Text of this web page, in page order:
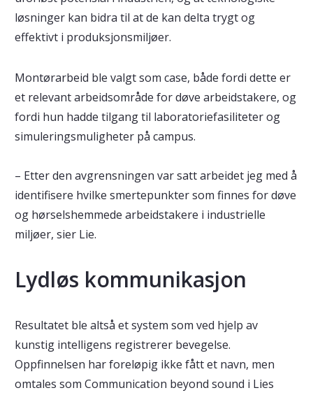
løsninger kan bidra til at de kan delta trygt og
effektivt i produksjonsmiljøer.
Montørarbeid ble valgt som case, både fordi dette er
et relevant arbeidsområde for døve arbeidstakere, og
fordi hun hadde tilgang til laboratoriefasiliteter og
simuleringsmuligheter på campus.
– Etter den avgrensningen var satt arbeidet jeg med å
identifisere hvilke smertepunkter som finnes for døve
og hørselshemmede arbeidstakere i industrielle
miljøer, sier Lie.
Lydløs kommunikasjon
Resultatet ble altså et system som ved hjelp av
kunstig intelligens registrerer bevegelse.
Oppfinnelsen har foreløpig ikke fått et navn, men
omtales som Communication beyond sound i Lies